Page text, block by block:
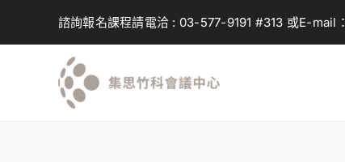
諮詢報名課程請電洽 : 03-577-9191 #313 或E-mail：